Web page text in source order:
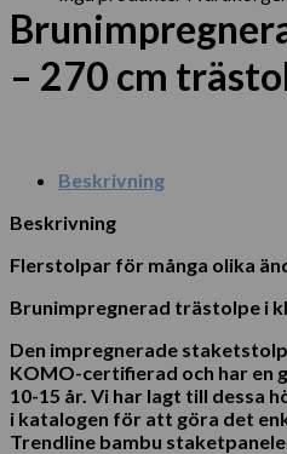
– 270 cm
Beskrivning
Beskrivning
Flerstolpar för många olika
Brunimpregnerad trästolpe i
Den impregnerade
KOMO-certifierad och har en
10-15 år. Vi har lagt till dessa
i katalogen för att göra det
Trendline bambu